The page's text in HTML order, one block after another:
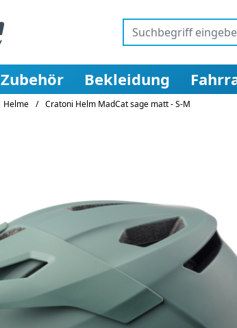
Zubehör Bekleidung
Helme / Cratoni Helm MadCat sage matt - S-M